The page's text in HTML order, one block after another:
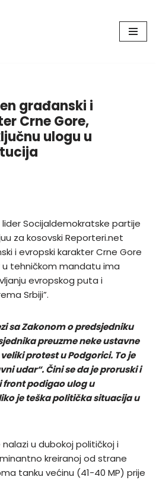
građanski i
Crne Gore,
ulogu u
Socijaldemokratske partije
za kosovski Reporteri.net
i evropski karakter Crne Gore
tehničkom mandatu ima
evropskog puta i
Srbiji”.
sa Zakonom o predsjedniku
preuzme neke ustavne
protest u Podgorici. To je
udar“. Čini se da je proruski i
podigao ulog u
je teška politička situacija u
nalazi u dubokoj političkoj i
kreiranoj od strane
tanku većinu (41-40 MP) prije